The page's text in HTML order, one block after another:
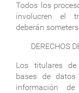
Todos los
involucren el
deberán
DERECHOS
Los titulares
bases de
información